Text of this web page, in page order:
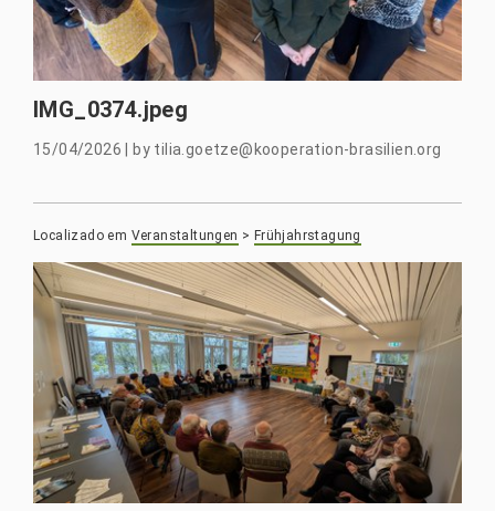
IMG_0374.jpeg
15/04/2026 by tilia.goetze@kooperation-brasilien.org
Localizado em Veranstaltungen > Frühjahrstagung